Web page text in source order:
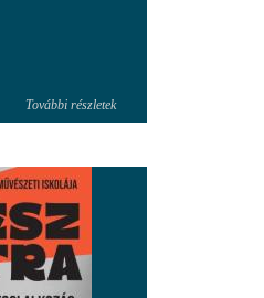
További részletek